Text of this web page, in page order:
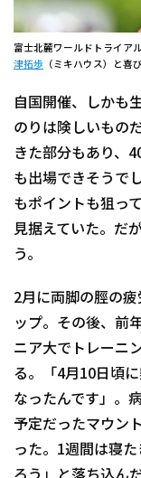
富士北麓ワールドトライア
津拓歩 （ミキハウス）と喜
自国開催、しかも
のりは険しいもの
きた部分もあり、
も出場できそうで
もポイントも狙っ
見据えていた。だ
う。
2月に両脚の脛の
ップ。その後、前
ニア大でトレーニ
る。「4月10日頃
なったんです」。
予定だったマウン
った。1週間は寝